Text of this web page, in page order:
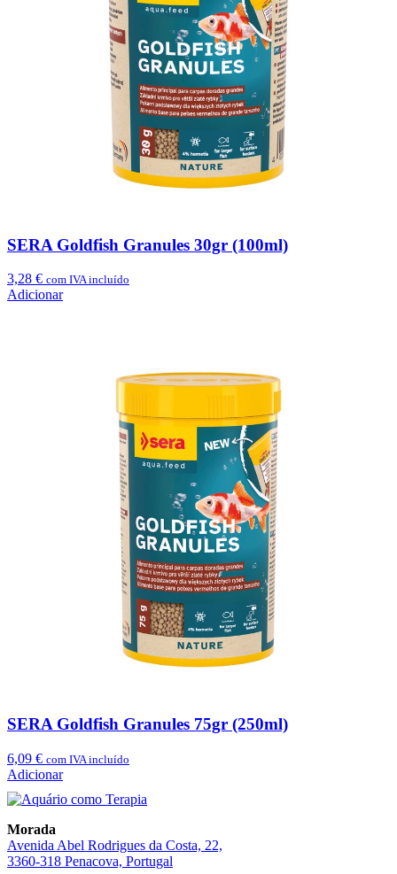
SERA Goldfish Granules 30gr (100ml)
3,28 € com IVA incluído
Adicionar
SERA Goldfish Granules 75gr (250ml)
6,09 € com IVA incluído
Adicionar
Morada
Avenida Abel Rodrigues da Costa, 22,
3360-318 Penacova, Portugal